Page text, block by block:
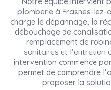
plomberie à Frasnes-lez-
charge le dépannage, la
débouchage de
remplacement de
sanitaires et l’entretien
intervention commence
permet de comprendre
proposer la